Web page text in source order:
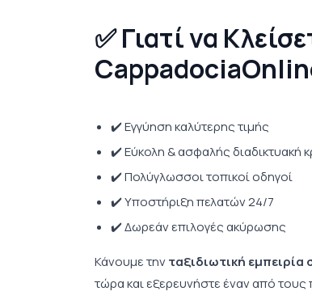
✅ Γιατί να
✔️ Εγγύηση καλύτερης τιμής
✔️ Εύκολη & ασφαλής διαδικτυακή
✔️ Πολύγλωσσοι τοπικοί οδηγοί
✔️ Υποστήριξη πελατών 24/7
✔️ Δωρεάν επιλογές ακύρωσης
Κάνουμε τηνταξιδιωτική
τώρα και εξερευνήστε έναν από